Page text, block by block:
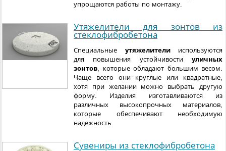
упрощаются работы по монтажу.
Утяжелители для зонтов из
стеклофибробетона
Специальные утяжелители используются
для повышения устойчивости уличных
зонтов, которые обладают большим весом.
Чаще всего они круглые или квадратные,
хотя при желании можно выбрать другую
форму. Изделия изготавливаются из
различных высокопрочных материалов,
которые обеспечивают необходимую
надежность.
Сувениры из стеклофибробетона